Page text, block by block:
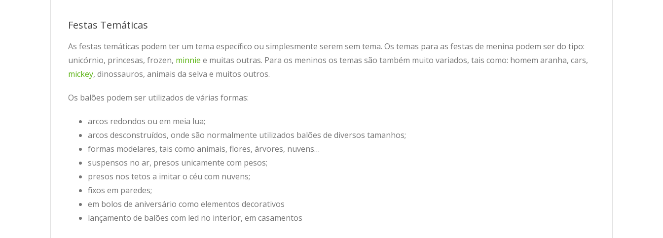
Festas Temáticas
As festas temáticas podem ter um tema específico ou simplesmente serem sem tema. Os temas para as festas de menina podem ser do tipo:
unicórnio, princesas, frozen, minnie e muitas outras. Para os meninos os temas são também muito variados, tais como: homem aranha, cars,
mickey, dinossauros, animais da selva e muitos outros.
Os balões podem ser utilizados de várias formas:
arcos redondos ou em meia lua;
arcos desconstruídos, onde são normalmente utilizados balões de diversos tamanhos;
formas modelares, tais como animais, flores, árvores, nuvens…
suspensos no ar, presos unicamente com pesos;
presos nos tetos a imitar o céu com nuvens;
fixos em paredes;
em bolos de aniversário como elementos decorativos
lançamento de balões com led no interior, em casamentos